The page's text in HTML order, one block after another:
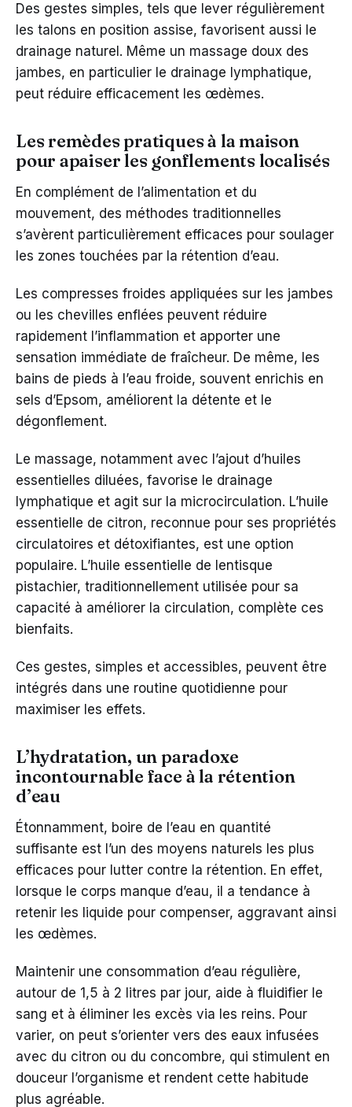
Des gestes simples, tels que lever régulièrement
les talons en position assise, favorisent aussi le
drainage naturel. Même un massage doux des
jambes, en particulier le drainage lymphatique,
peut réduire efficacement les œdèmes.
Les remèdes pratiques à la maison
pour apaiser les gonflements localisés
En complément de l’alimentation et du
mouvement, des méthodes traditionnelles
s’avèrent particulièrement efficaces pour soulager
les zones touchées par la rétention d’eau.
Les compresses froides appliquées sur les jambes
ou les chevilles enflées peuvent réduire
rapidement l’inflammation et apporter une
sensation immédiate de fraîcheur. De même, les
bains de pieds à l’eau froide, souvent enrichis en
sels d’Epsom, améliorent la détente et le
dégonflement.
Le massage, notamment avec l’ajout d’huiles
essentielles diluées, favorise le drainage
lymphatique et agit sur la microcirculation. L’huile
essentielle de citron, reconnue pour ses propriétés
circulatoires et détoxifiantes, est une option
populaire. L’huile essentielle de lentisque
pistachier, traditionnellement utilisée pour sa
capacité à améliorer la circulation, complète ces
bienfaits.
Ces gestes, simples et accessibles, peuvent être
intégrés dans une routine quotidienne pour
maximiser les effets.
L’hydratation, un paradoxe
incontournable face à la rétention
d’eau
Étonnamment, boire de l’eau en quantité
suffisante est l’un des moyens naturels les plus
efficaces pour lutter contre la rétention. En effet,
lorsque le corps manque d’eau, il a tendance à
retenir les liquide pour compenser, aggravant ainsi
les œdèmes.
Maintenir une consommation d’eau régulière,
autour de 1,5 à 2 litres par jour, aide à fluidifier le
sang et à éliminer les excès via les reins. Pour
varier, on peut s’orienter vers des eaux infusées
avec du citron ou du concombre, qui stimulent en
douceur l’organisme et rendent cette habitude
plus agréable.